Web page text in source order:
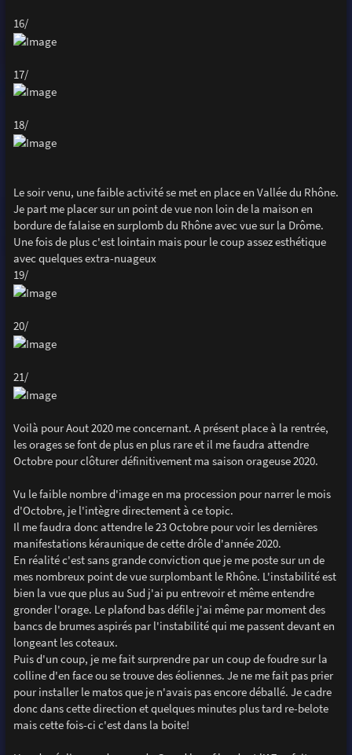
16/
17/
18/
Le soir venu, une faible activité se met en place en Vallée du Rhône.
Je part me placer sur un point de vue non loin de la maison en
bordure de falaise en surplomb du Rhône avec vue sur la Drôme.
Une fois de plus c'est lointain mais pour le coup assez esthétique
avec quelques extra-nuageux
19/
20/
21/
Voilà pour Aout 2020 me concernant. A présent place à la rentrée,
les orages se font de plus en plus rare et il me faudra attendre
Octobre pour clôturer définitivement ma saison orageuse 2020.
Vu le faible nombre d'image en ma procession pour narrer le mois
d'Octobre, je l'intègre directement à ce topic.
Il me faudra donc attendre le 23 Octobre pour voir les dernières
manifestations kéraunique de cette drôle d'année 2020.
En réalité c'est sans grande conviction que je me poste sur un de
mes nombreux point de vue surplombant le Rhône. L'instabilité est
bien la vue que plus au Sud j'ai pu entrevoir et même entendre
gronder l'orage. Le plafond bas défile j'ai même par moment des
bancs de brumes aspirés par l'instabilité qui me passent devant en
longeant les coteaux.
Puis d'un coup, je me fait surprendre par un coup de foudre sur la
colline d'en face ou se trouve des éoliennes. Je ne me fait pas prier
pour installer le matos que je n'avais pas encore déballé. Je cadre
donc dans cette direction et quelques minutes plus tard re-belote
mais cette fois-ci c'est dans la boite!